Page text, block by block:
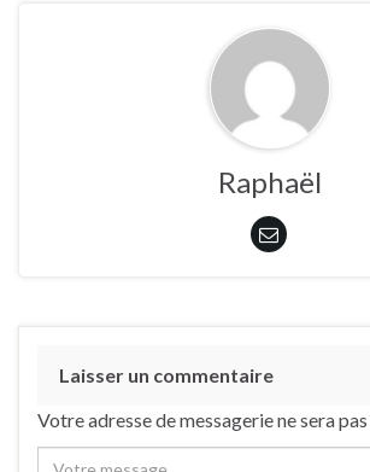
Raphaël
Laisser un commentaire
Votre adresse de messagerie ne sera